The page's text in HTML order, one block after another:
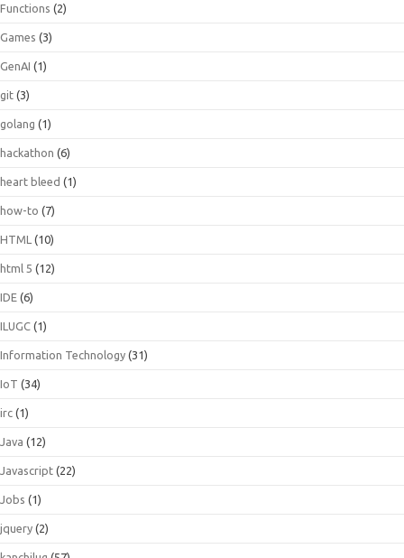
Functions (2)
Games (3)
GenAI (1)
git (3)
golang (1)
hackathon (6)
heart bleed (1)
how-to (7)
HTML (10)
html 5 (12)
IDE (6)
ILUGC (1)
Information Technology (31)
IoT (34)
irc (1)
Java (12)
Javascript (22)
Jobs (1)
jquery (2)